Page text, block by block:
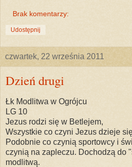
Brak komentarzy:
Udostępnij
czwartek, 22 września 2011
Dzień drugi
Łk Modlitwa w Ogrójcu
LG 10
Jezus rodzi się w Betlejem,
Wszystkie co czyni Jezus dzieje
Podobnie co czynią sportowcy i
czynią na zapleczu. Dochodzą do
modlitwą.